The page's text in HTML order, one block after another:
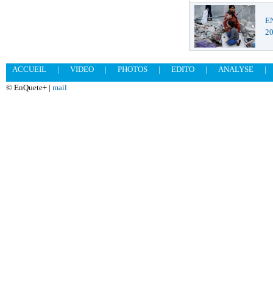
ACCUEIL | VIDEO | PHOTOS | EDITO | ANALYSE
|
© EnQuete+ | mail